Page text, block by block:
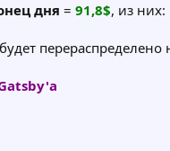
дня = 91,8$, из них:
перераспределено